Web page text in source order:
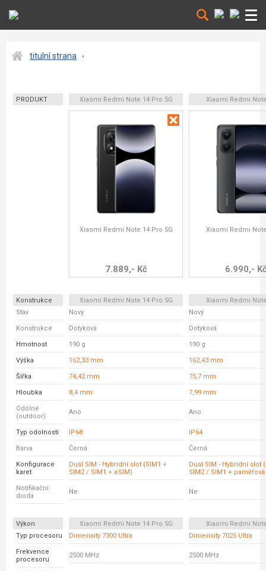
titulní strana
PRODUKT Xiaomi Redmi Note 14 Pro 5G Xiaomi Redmi
Xiaomi Redmi Note 14 Pro 5G
7.889,- Kč
Xiaomi Redmi
6.990,-
Konstrukce Xiaomi Redmi Note 14 Pro 5G
Xiaomi Redmi
Stav
Nový Nový
Konstrukce Dotyková Dotyková
Hmotnost 190 g 190 g
Výška 162,33 mm 162,43 mm
Šířka 74,42 mm 75,7 mm
Hloubka 8,4 mm 7,99 mm
Odolné
(outdoor)
Ano Ano
Typ odolnosti IP68 IP64
Barva Černá Černá
Konfigurace
karet
Dual SIM - Hybridní slot (SIM1 +
SIM2 / SIM1 + eSIM)
Dual SIM - Hybridní slot
SIM2 / SIM1 + paměťová
Notifikační
dioda
Ne Ne
Výkon Xiaomi Redmi Note 14 Pro 5G
Xiaomi Redmi
Typ procesoru
Dimensity 7300 Ultra Dimensity 7025 Ultra
Frekvence
procesoru
2500 MHz 2500 MHz